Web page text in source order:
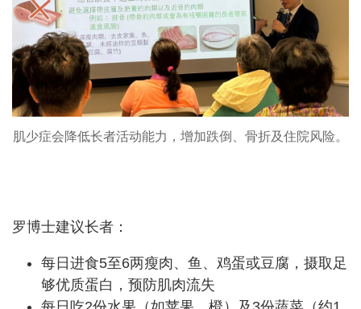
肌少症会降低长者活动能力，增加跌倒、骨折及住院风险。
罗博士建议长者：
每日进食5至6两瘦肉、鱼、鸡蛋或豆腐，摄取足
够优质蛋白，预防肌肉流失